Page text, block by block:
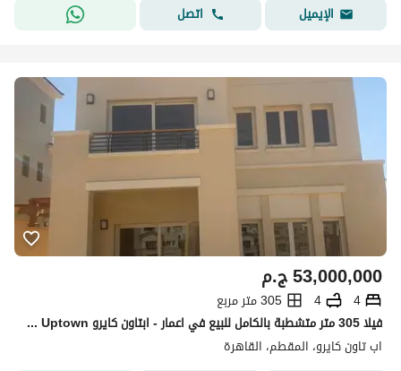
الإيميل
اتصل
ج.م53,000,000
4
4
305 متر مربع
فيلا 305 متر متشطبة بالكامل للبيع في اعمار - ابتاون كايرو Emaar Uptown | استلام فورى
اب تاون كايرو، المقطم، القاهرة